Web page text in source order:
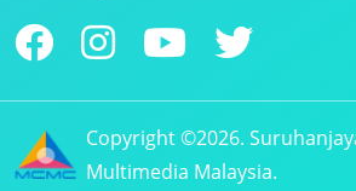
Copyright ©2026.
Multimedia Malaysia.